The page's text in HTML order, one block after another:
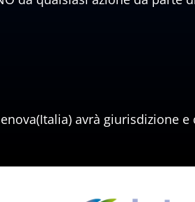
avrà giurisdizione